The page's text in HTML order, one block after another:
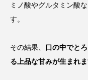
ミノ酸やグルタミン酸
す。
その結果、 口の中でと
る上品な甘みが生まれ